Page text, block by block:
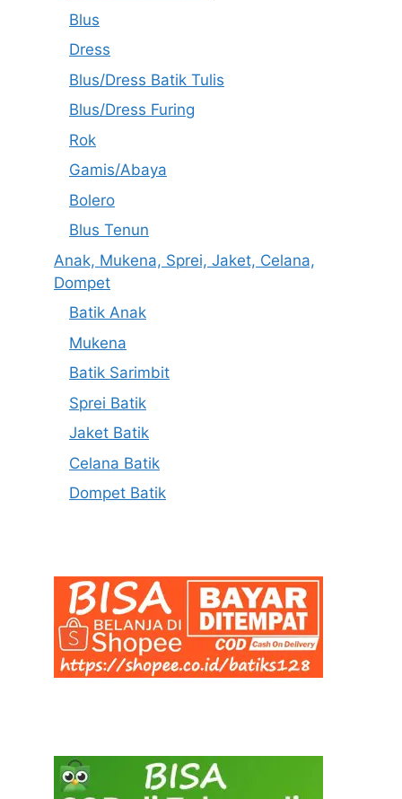
Blus
Dress
Blus/Dress Batik Tulis
Blus/Dress Furing
Rok
Gamis/Abaya
Bolero
Blus Tenun
Anak, Mukena, Sprei, Jaket, Celana,
Dompet
Batik Anak
Mukena
Batik Sarimbit
Sprei Batik
Jaket Batik
Celana Batik
Dompet Batik